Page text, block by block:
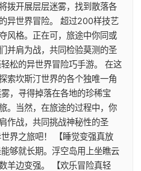
拨开展层层迷雾，找到散落各
异世界冒险。 超过200样技艺
风格。正在可，旅途中你同或
并肩为战，共同检验莫测的圣
松的异世界冒险巧手游。 在这
索坎斯汀世界的各个独唯一角
，寻得掉落在各地的珍稀宝
。当然，在旅途的过程中，你
作战，共同挑战神秘性的圣
界之旅吧！ 【睡觉变强真放
够就长期。浮空岛用上坐瞧云
羊边变强。 【欢乐冒险真轻